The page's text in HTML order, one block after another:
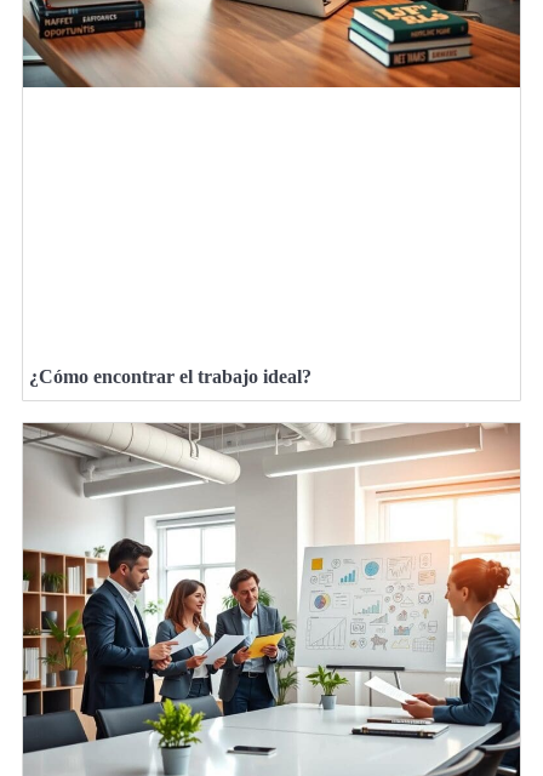
¿Cómo encontrar el trabajo ideal?